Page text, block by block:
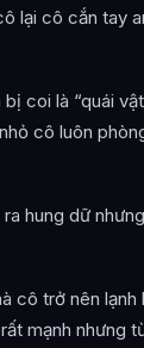
lại cô cắn tay
bị coi là “quái
cô luôn
hung dữ
cô trở nên
mạnh nhưng